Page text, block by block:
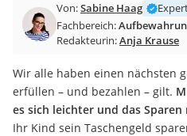
Spülmaschinentabs
Akku-Staubsauger
AEG-Waschmaschine
Saug-Wisch-Roboter
Handstaubsauger
Milchaufschäumer
Von:Sabine Haag
Fachbereich:
Redakteurin:Anja Krause
Wir alle haben einen nächsten
erfüllen – und bezahlen – gilt.
es sich leichter und das
Ihr Kind sein Taschengeld